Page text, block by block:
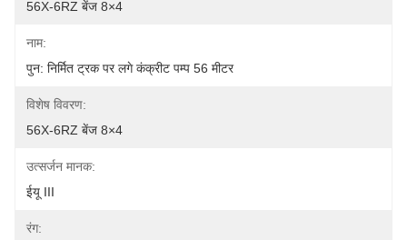
56X-6RZ बेंज 8×4
नाम:
पुन: निर्मित ट्रक पर लगे कंक्रीट पम्प 56 मीटर
विशेष विवरण:
56X-6RZ बेंज 8×4
उत्सर्जन मानक:
ईयू III
रंग: